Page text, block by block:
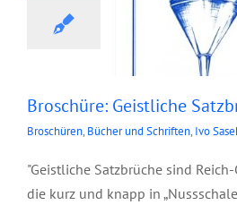
Broschüre: Geistliche
Broschüren, Bücher und Schriften, Ivo
"Geistliche Satzbrüche sind
die kurz und knapp in